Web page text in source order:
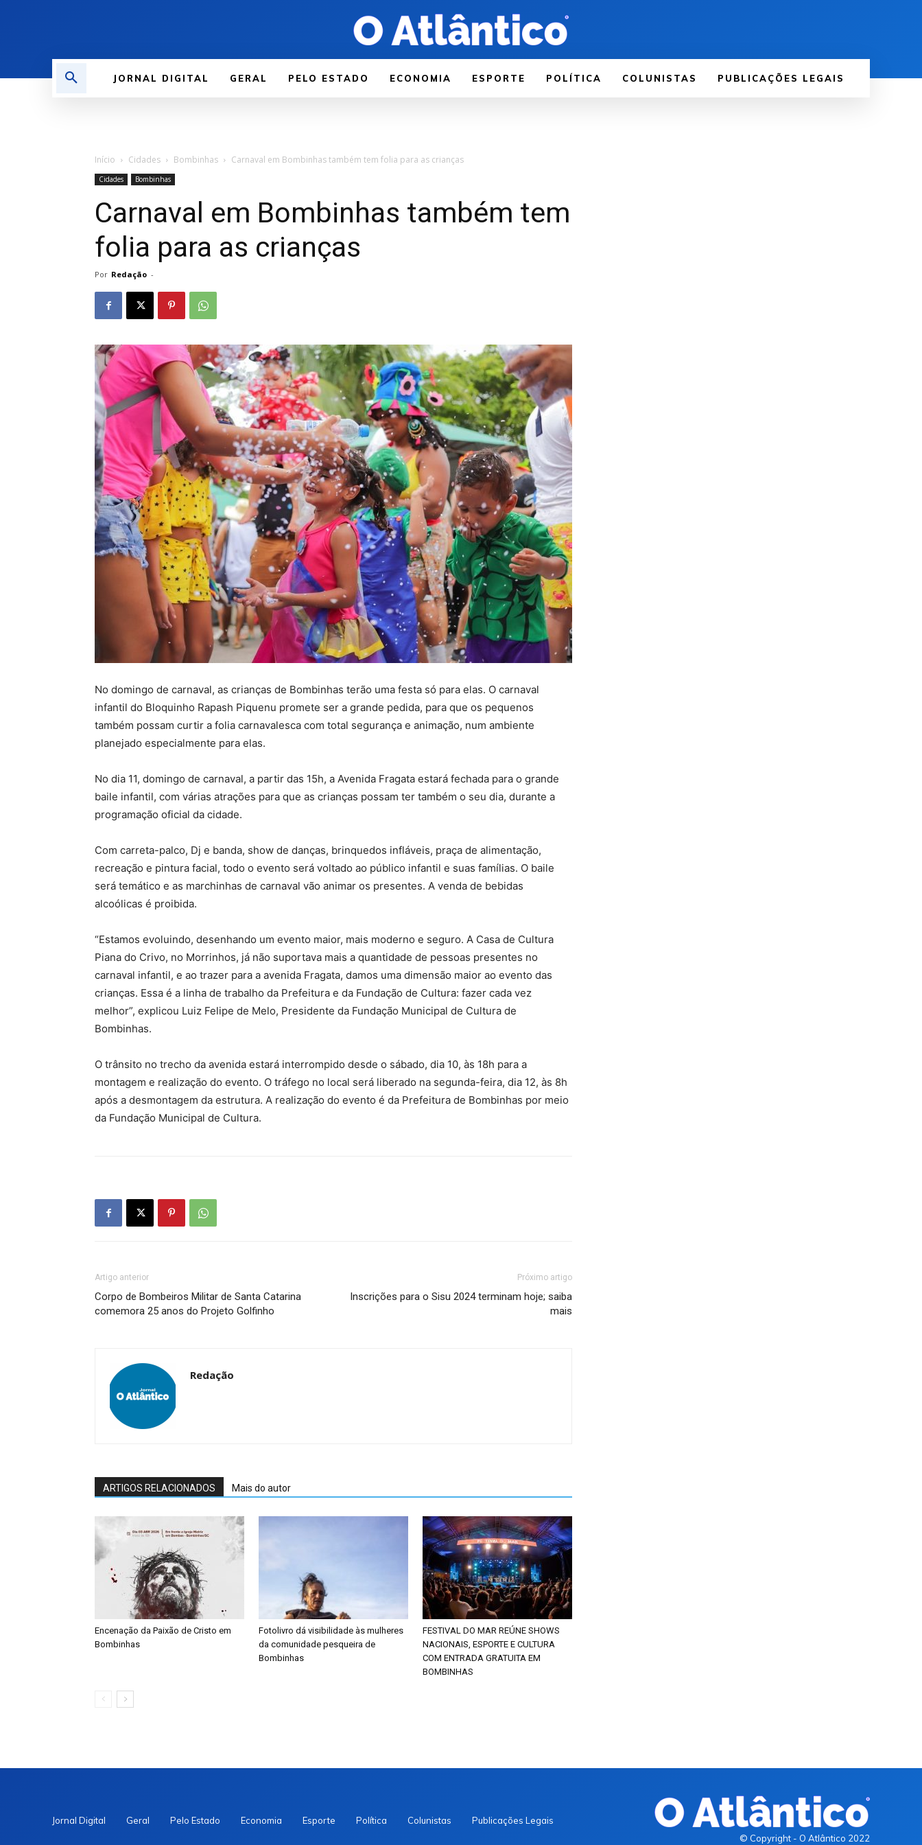
JORNAL DIGITAL GERAL PELO ESTADO ECONOMIA ESPORTE POLÍTICA COLUNISTAS PUBLICAÇÕES LEGAIS
Início Cidades Bombinhas Carnaval em Bombinhas também tem folia para as crianças
Cidades Bombinhas
Carnaval em Bombinhas também tem
folia para as crianças
Por Redação -
No domingo de carnaval, as crianças de Bombinhas terão uma festa só para elas. O carnaval
infantil do Bloquinho Rapash Piquenu promete ser a grande pedida, para que os pequenos
também possam curtir a folia carnavalesca com total segurança e animação, num ambiente
planejado especialmente para elas.
No dia 11, domingo de carnaval, a partir das 15h, a Avenida Fragata estará fechada para o grande
baile infantil, com várias atrações para que as crianças possam ter também o seu dia, durante a
programação oficial da cidade.
Com carreta-palco, Dj e banda, show de danças, brinquedos infláveis, praça de alimentação,
recreação e pintura facial, todo o evento será voltado ao público infantil e suas famílias. O baile
será temático e as marchinhas de carnaval vão animar os presentes. A venda de bebidas
alcoólicas é proibida.
“Estamos evoluindo, desenhando um evento maior, mais moderno e seguro. A Casa de Cultura
Piana do Crivo, no Morrinhos, já não suportava mais a quantidade de pessoas presentes no
carnaval infantil, e ao trazer para a avenida Fragata, damos uma dimensão maior ao evento das
crianças. Essa é a linha de trabalho da Prefeitura e da Fundação de Cultura: fazer cada vez
melhor”, explicou Luiz Felipe de Melo, Presidente da Fundação Municipal de Cultura de
Bombinhas.
O trânsito no trecho da avenida estará interrompido desde o sábado, dia 10, às 18h para a
montagem e realização do evento. O tráfego no local será liberado na segunda-feira, dia 12, às 8h
após a desmontagem da estrutura. A realização do evento é da Prefeitura de Bombinhas por meio
da Fundação Municipal de Cultura.
Artigo anterior
Corpo de Bombeiros Militar de Santa Catarina
comemora 25 anos do Projeto Golfinho
Próximo artigo
Inscrições para o Sisu 2024 terminam hoje; saiba
mais
Redação
ARTIGOS RELACIONADOS Mais do autor
Encenação da Paixão de Cristo em
Bombinhas
Fotolivro dá visibilidade às mulheres
da comunidade pesqueira de
Bombinhas
FESTIVAL DO MAR REÚNE SHOWS
NACIONAIS, ESPORTE E CULTURA
COM ENTRADA GRATUITA EM
BOMBINHAS
Jornal Digital Geral Pelo Estado Economia Esporte Política Colunistas
Publicações Legais
© Copyright - O Atlântico 2022